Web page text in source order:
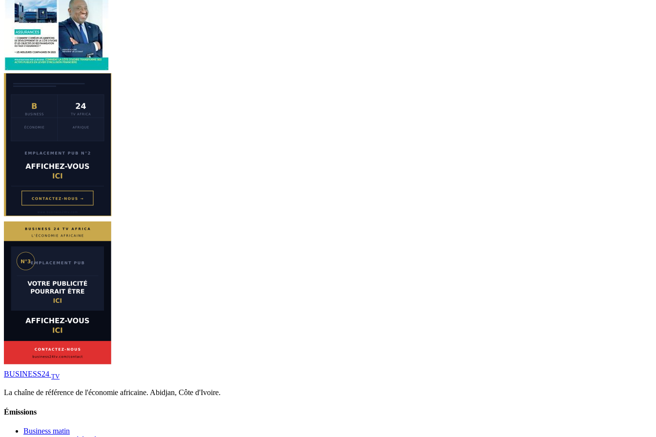
BUSINESS24 TV
La chaîne de référence de l'économie africaine. Abidjan, Côte d'Ivoire.
Émissions
Business matin